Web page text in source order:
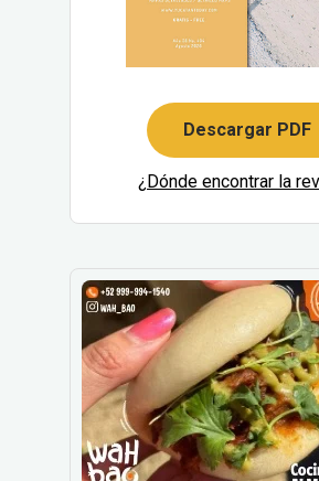
Descargar PDF
¿Dónde encontrar la